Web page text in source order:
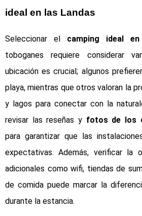
ideal en las Landas
Seleccionar el camping ideal
toboganes requiere considerar
ubicación es crucial; algunos
playa, mientras que otros valoran la
y lagos para conectar con la
revisar las reseñas y fotos de los
para garantizar que las
expectativas. Además, verificar la
adicionales como wifi, tiendas de
de comida puede marcar la
durante la estancia.